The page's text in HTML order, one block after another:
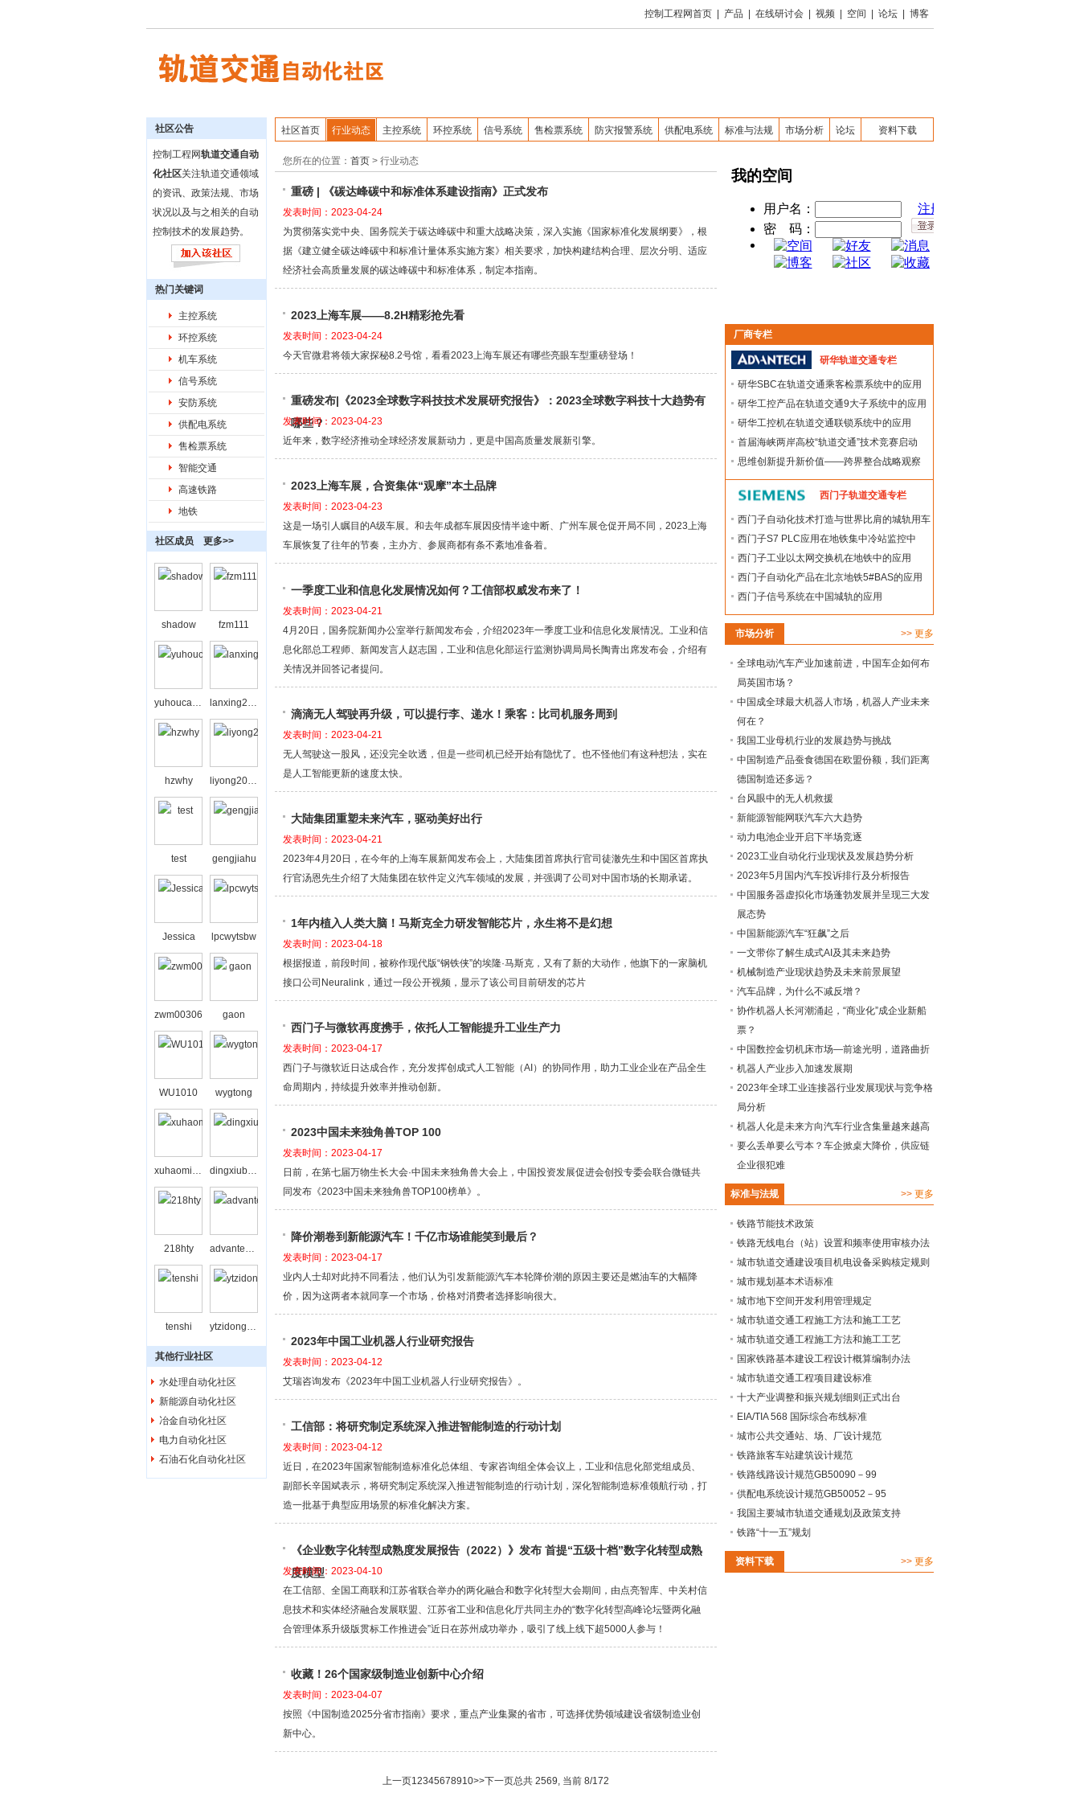
控制工程网首页 产品 在线研讨会 视频 空间 论坛 博客
社区公告
控制工程网轨道交通自动
化社区关注轨道交通领域
的资讯、政策法规、市场
状况以及与之相关的自动
控制技术的发展趋势。
热门关键词
主控系统
环控系统
机车系统
信号系统
安防系统
供配电系统
售检票系统
智能交通
高速铁路
地铁
社区成员 更多>>
shadow fzm111
yuhoucaihong lanxing208
hzwhy liyong2008bj
test gengjiahu
Jessica lpcwytsbw
zwm00306 gaon
WU1010 wygtong
xuhaominghxxu dingxiubing
218hty advantechbj
tenshi ytzidonghua
其他行业社区
水处理自动化社区
新能源自动化社区
冶金自动化社区
电力自动化社区
石油石化自动化社区
社区首页 行业动态 主控系统 环控系统 信号系统 售检票系统 防灾报警系统 供配电系统 标准与法规 市场分析 论坛 资料下载
您所在的位置： 首页 > 行业动态
重磅 | 《碳达峰碳中和标准体系建设指南》正式发布
发表时间：2023-04-24
为贯彻落实党中央、国务院关于碳达峰碳中和重大战略决策，深入实施《国家标准化发展纲要》，根
据《建立健全碳达峰碳中和标准计量体系实施方案》相关要求，加快构建结构合理、层次分明、适应
经济社会高质量发展的碳达峰碳中和标准体系，制定本指南。
2023上海车展——8.2H精彩抢先看
发表时间：2023-04-24
今天官微君将领大家探秘8.2号馆，看看2023上海车展还有哪些亮眼车型重磅登场！
重磅发布|《2023全球数字科技技术发展研究报告》：2023全球数字科技十大趋势有
哪些？
发表时间：2023-04-23
近年来，数字经济推动全球经济发展新动力，更是中国高质量发展新引擎。
2023上海车展，合资集体“观摩”本土品牌
发表时间：2023-04-23
这是一场引人瞩目的A级车展。和去年成都车展因疫情半途中断、广州车展仓促开局不同，2023上海
车展恢复了往年的节奏，主办方、参展商都有条不紊地准备着。
一季度工业和信息化发展情况如何？工信部权威发布来了！
发表时间：2023-04-21
4月20日，国务院新闻办公室举行新闻发布会，介绍2023年一季度工业和信息化发展情况。工业和信
息化部总工程师、新闻发言人赵志国，工业和信息化部运行监测协调局局长陶青出席发布会，介绍有
关情况并回答记者提问。
滴滴无人驾驶再升级，可以提行李、递水！乘客：比司机服务周到
发表时间：2023-04-21
无人驾驶这一股风，还没完全吹透，但是一些司机已经开始有隐忧了。也不怪他们有这种想法，实在
是人工智能更新的速度太快。
大陆集团重塑未来汽车，驱动美好出行
发表时间：2023-04-21
2023年4月20日，在今年的上海车展新闻发布会上，大陆集团首席执行官司徒澈先生和中国区首席执
行官汤恩先生介绍了大陆集团在软件定义汽车领域的发展，并强调了公司对中国市场的长期承诺。
1年内植入人类大脑！马斯克全力研发智能芯片，永生将不是幻想
发表时间：2023-04-18
根据报道，前段时间，被称作现代版“钢铁侠”的埃隆·马斯克，又有了新的大动作，他旗下的一家脑机
接口公司Neuralink，通过一段公开视频，显示了该公司目前研发的芯片
西门子与微软再度携手，依托人工智能提升工业生产力
发表时间：2023-04-17
西门子与微软近日达成合作，充分发挥创成式人工智能（AI）的协同作用，助力工业企业在产品全生
命周期内，持续提升效率并推动创新。
2023中国未来独角兽TOP 100
发表时间：2023-04-17
日前，在第七届万物生长大会·中国未来独角兽大会上，中国投资发展促进会创投专委会联合微链共
同发布《2023中国未来独角兽TOP100榜单》。
降价潮卷到新能源汽车！千亿市场谁能笑到最后？
发表时间：2023-04-17
业内人士却对此持不同看法，他们认为引发新能源汽车本轮降价潮的原因主要还是燃油车的大幅降
价，因为这两者本就同享一个市场，价格对消费者选择影响很大。
2023年中国工业机器人行业研究报告
发表时间：2023-04-12
艾瑞咨询发布《2023年中国工业机器人行业研究报告》。
工信部：将研究制定系统深入推进智能制造的行动计划
发表时间：2023-04-12
近日，在2023年国家智能制造标准化总体组、专家咨询组全体会议上，工业和信息化部党组成员、
副部长辛国斌表示，将研究制定系统深入推进智能制造的行动计划，深化智能制造标准领航行动，打
造一批基于典型应用场景的标准化解决方案。
《企业数字化转型成熟度发展报告（2022）》发布 首提“五级十档”数字化转型成熟
度模型
发表时间：2023-04-10
在工信部、全国工商联和江苏省联合举办的两化融合和数字化转型大会期间，由点亮智库、中关村信
息技术和实体经济融合发展联盟、江苏省工业和信息化厅共同主办的“数字化转型高峰论坛暨两化融
合管理体系升级版贯标工作推进会”近日在苏州成功举办，吸引了线上线下超5000人参与！
收藏！26个国家级制造业创新中心介绍
发表时间：2023-04-07
按照《中国制造2025分省市指南》要求，重点产业集聚的省市，可选择优势领域建设省级制造业创
新中心。
上一页12345678910>>下一页总共 2569, 当前 8/172
厂商专栏
研华轨道交通专栏
研华SBC在轨道交通乘客检票系统中的应用
研华工控产品在轨道交通9大子系统中的应用
研华工控机在轨道交通联锁系统中的应用
首届海峡两岸高校“轨道交通”技术竞赛启动
思维创新提升新价值——跨界整合战略观察
西门子轨道交通专栏
西门子自动化技术打造与世界比肩的城轨用车
西门子S7 PLC应用在地铁集中冷站监控中
西门子工业以太网交换机在地铁中的应用
西门子自动化产品在北京地铁5#BAS的应用
西门子信号系统在中国城轨的应用
市场分析 >> 更多
全球电动汽车产业加速前进，中国车企如何布
局英国市场？
中国成全球最大机器人市场，机器人产业未来
何在？
我国工业母机行业的发展趋势与挑战
中国制造产品蚕食德国在欧盟份额，我们距离
德国制造还多远？
台风眼中的无人机救援
新能源智能网联汽车六大趋势
动力电池企业开启下半场竞逐
2023工业自动化行业现状及发展趋势分析
2023年5月国内汽车投诉排行及分析报告
中国服务器虚拟化市场蓬勃发展并呈现三大发
展态势
中国新能源汽车“狂飙”之后
一文带你了解生成式AI及其未来趋势
机械制造产业现状趋势及未来前景展望
汽车品牌，为什么不减反增？
协作机器人长河潮涌起，“商业化”成企业新船
票？
中国数控金切机床市场—前途光明，道路曲折
机器人产业步入加速发展期
2023年全球工业连接器行业发展现状与竞争格
局分析
机器人化是未来方向汽车行业含集量越来越高
要么丢单要么亏本？车企掀桌大降价，供应链
企业很犯难
标准与法规 >> 更多
铁路节能技术政策
铁路无线电台（站）设置和频率使用审核办法
城市轨道交通建设项目机电设备采购核定规则
城市规划基本术语标准
城市地下空间开发利用管理规定
城市轨道交通工程施工方法和施工工艺
城市轨道交通工程施工方法和施工工艺
国家铁路基本建设工程设计概算编制办法
城市轨道交通工程项目建设标准
十大产业调整和振兴规划细则正式出台
EIA/TIA 568 国际综合布线标准
城市公共交通站、场、厂设计规范
铁路旅客车站建筑设计规范
铁路线路设计规范GB50090－99
供配电系统设计规范GB50052－95
我国主要城市轨道交通规划及政策支持
铁路“十一五”规划
资料下载 >> 更多